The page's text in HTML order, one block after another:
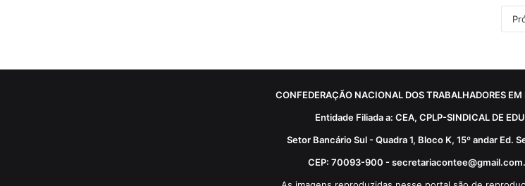
CONFEDERAÇÃO NACIONAL DOS TRABALHADORES
Entidade Filiada a: CEA, CPLP-SINDICAL DE
Setor Bancário Sul - Quadra 1, Bloco K, 15º andar Ed.
CEP: 70093-900 -